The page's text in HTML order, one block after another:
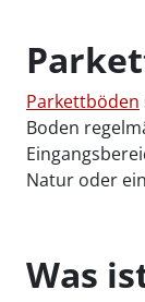
Parkettböden
Boden
Natur oder
Was